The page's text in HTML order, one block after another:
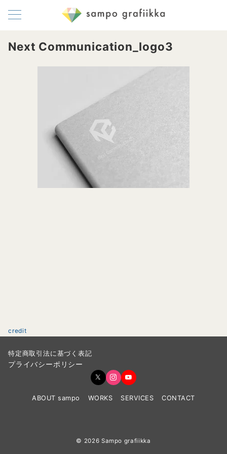
Next Communication_logo3
credit
特定商取引法に基づく表記
プライバシーポリシー
ABOUT sampo WORKS SERVICES CONTACT
© 2026 Sampo grafiikka